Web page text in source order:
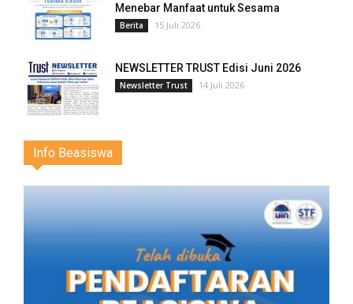
Menebar Manfaat untuk Sesama
Berita 15 Juli 2026
NEWSLETTER TRUST Edisi Juni 2026
Newsletter Trust 14 Juli 2026
Info Beasiswa